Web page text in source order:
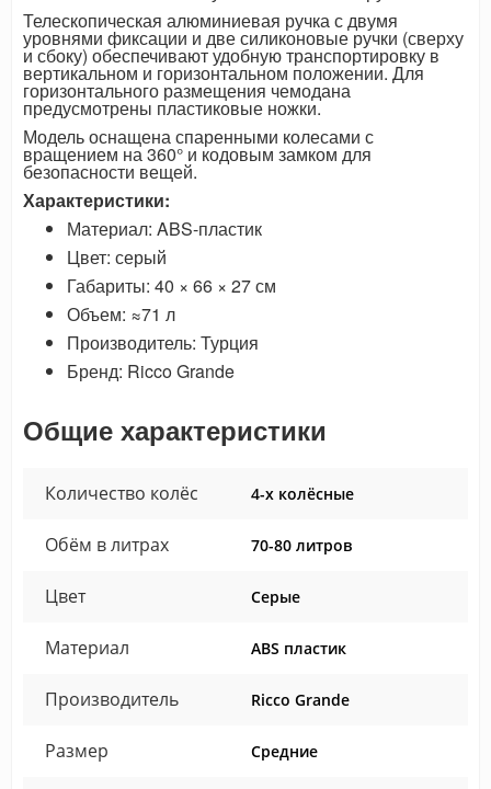
Телескопическая алюминиевая ручка с двумя
уровнями фиксации и две силиконовые ручки (сверху
и сбоку) обеспечивают удобную транспортировку в
вертикальном и горизонтальном положении. Для
горизонтального размещения чемодана
предусмотрены пластиковые ножки.
Модель оснащена спаренными колесами с
вращением на 360° и кодовым замком для
безопасности вещей.
Характеристики:
Материал: ABS-пластик
Цвет: серый
Габариты: 40 × 66 × 27 см
Объем: ≈71 л
Производитель: Турция
Бренд: Ricco Grande
Общие характеристики
Количество колёс 4-х колёсные
Обём в литрах 70-80 литров
Цвет Серые
Материал ABS пластик
Производитель Ricco Grande
Размер Средние